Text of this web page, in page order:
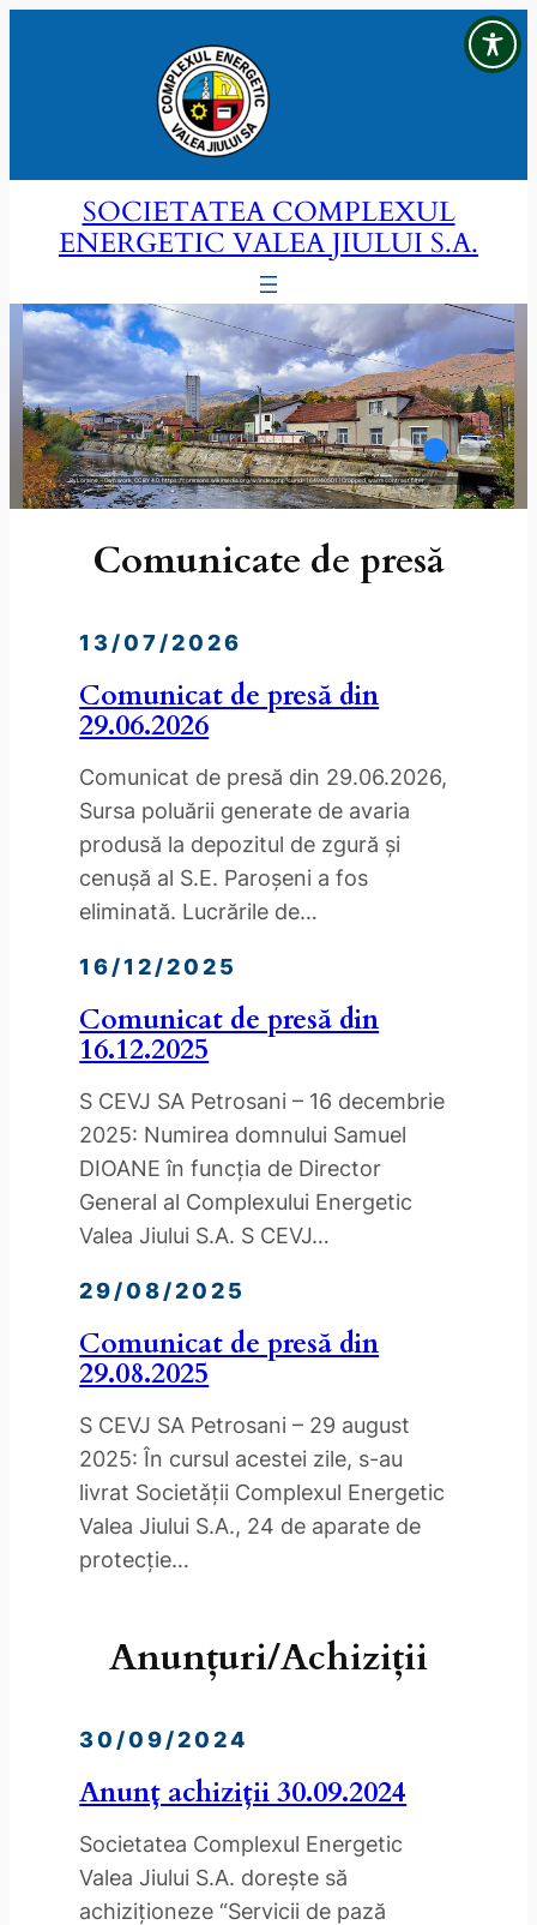
SOCIETATEA COMPLEXUL
ENERGETIC VALEA JIULUI S.A.
By Loraine – Own work, CC BY 4.0, https://commons.wikimedia.org/w/index.php?curid=164940501 | Cropped, warm contrast filter
Comunicate de presă
13/07/2026
Comunicat de presă din
29.06.2026
Comunicat de presă din 29.06.2026,
Sursa poluării generate de avaria
produsă la depozitul de zgură și
cenușă al S.E. Paroșeni a fos
eliminată. Lucrările de…
16/12/2025
Comunicat de presă din
16.12.2025
S CEVJ SA Petrosani – 16 decembrie
2025: Numirea domnului Samuel
DIOANE în funcția de Director
General al Complexului Energetic
Valea Jiului S.A. S CEVJ…
29/08/2025
Comunicat de presă din
29.08.2025
S CEVJ SA Petrosani – 29 august
2025: În cursul acestei zile, s-au
livrat Societǎții Complexul Energetic
Valea Jiului S.A., 24 de aparate de
protecție…
Anunțuri/Achiziții
30/09/2024
Anunț achiziții 30.09.2024
Societatea Complexul Energetic
Valea Jiului S.A. doreşte să
achiziţioneze “Servicii de pază